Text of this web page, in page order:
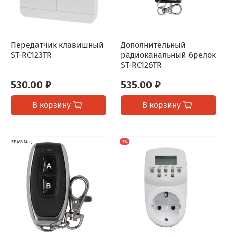
Передатчик клавишный
ST-RC123TR
530.00 ₽
В корзину
Дополнительный
радиоканальный брелок
ST-RC126TR
535.00 ₽
В корзину
RF 433 Мгц -3%